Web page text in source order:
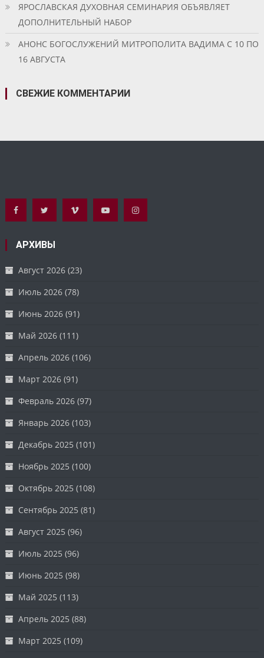
ЯРОСЛАВСКАЯ ДУХОВНАЯ СЕМИНАРИЯ ОБЪЯВЛЯЕТ
ДОПОЛНИТЕЛЬНЫЙ НАБОР
АНОНС БОГОСЛУЖЕНИЙ МИТРОПОЛИТА ВАДИМА С 10 ПО
16 АВГУСТА
СВЕЖИЕ КОММЕНТАРИИ
АРХИВЫ
Август 2026 (23)
Июль 2026 (78)
Июнь 2026 (91)
Май 2026 (111)
Апрель 2026 (106)
Март 2026 (91)
Февраль 2026 (97)
Январь 2026 (103)
Декабрь 2025 (101)
Ноябрь 2025 (100)
Октябрь 2025 (108)
Сентябрь 2025 (81)
Август 2025 (96)
Июль 2025 (96)
Июнь 2025 (98)
Май 2025 (113)
Апрель 2025 (88)
Март 2025 (109)